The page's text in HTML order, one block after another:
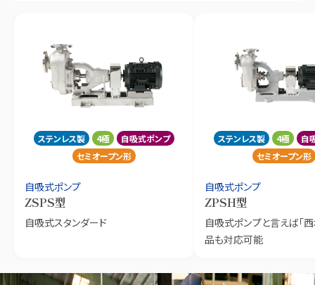
ステンレス製 4極
自吸式ポンプ
セミオープン形
自吸式ポンプ
ZSPS型
自吸式スタンダード
ステンレス製 4極
自
セミオープン形
自吸式ポンプ
ZPSH型
自吸式ポンプと言えば「西
品も対応可能